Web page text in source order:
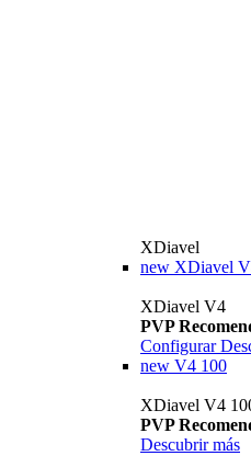
XDiavel
new XDiavel
XDiavel V4
PVP
Configurar
new V4 100
XDiavel V4
PVP
Descubrir más